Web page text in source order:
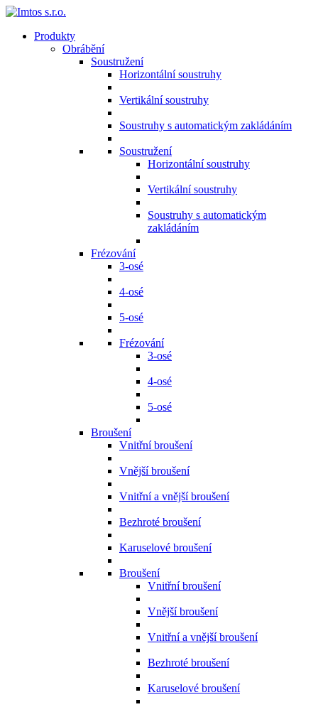
Produkty
Obrábění
Soustružení
Horizontální soustruhy
Vertikální soustruhy
Soustruhy s automatickým zakládáním
Soustružení
Horizontální soustruhy
Vertikální soustruhy
Soustruhy s automatickým
zakládáním
Frézování
3-osé
4-osé
5-osé
Frézování
3-osé
4-osé
5-osé
Broušení
Vnitřní broušení
Vnější broušení
Vnitřní a vnější broušení
Bezhroté broušení
Karuselové broušení
Broušení
Vnitřní broušení
Vnější broušení
Vnitřní a vnější broušení
Bezhroté broušení
Karuselové broušení